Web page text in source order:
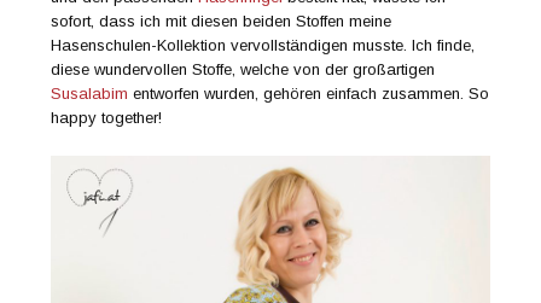
sofort, dass ich mit diesen beiden Stoffen meine
Hasenschulen-Kollektion vervollständigen musste. Ich finde,
diese wundervollen Stoffe, welche von der großartigen
Susalabim entworfen wurden, gehören einfach zusammen. So
happy together!